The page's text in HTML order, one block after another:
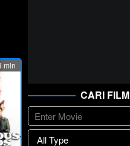
min
CARI FILM